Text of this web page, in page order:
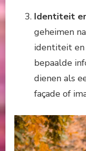
Identiteit
geheimen
identiteit en
bepaalde
dienen als
façade of